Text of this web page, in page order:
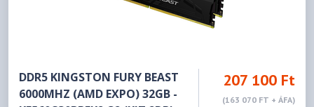
DDR5 KINGSTON FURY BEAST
6000MHZ (AMD EXPO) 32GB -
207 100 Ft
(163 070 FT + ÁFA)